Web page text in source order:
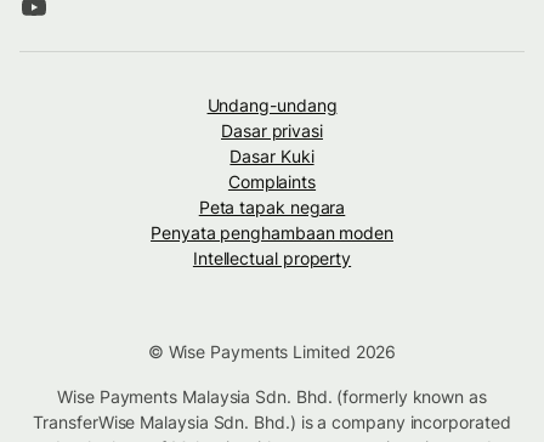
Undang-undang
Dasar privasi
Dasar Kuki
Complaints
Peta tapak negara
Penyata penghambaan moden
Intellectual property
© Wise Payments Limited 2026
Wise Payments Malaysia Sdn. Bhd. (formerly known as
TransferWise Malaysia Sdn. Bhd.) is a company incorporated